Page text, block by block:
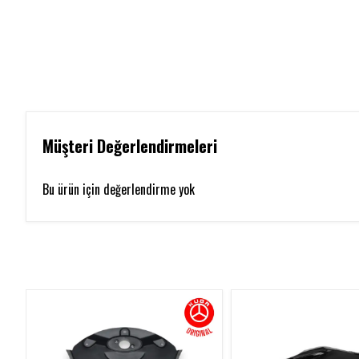
Müşteri Değerlendirmeleri
Bu ürün için değerlendirme yok